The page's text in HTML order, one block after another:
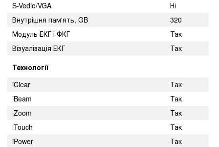
S-Vedio/VGA
Ні
Внутрішня пам'ять, GB
320
Модуль ЕКГ і ФКГ
Так
Візуалізація ЕКГ
Так
Технології
iClear
Так
iBeam
Так
iZoom
Так
iTouch
Так
iPower
Так